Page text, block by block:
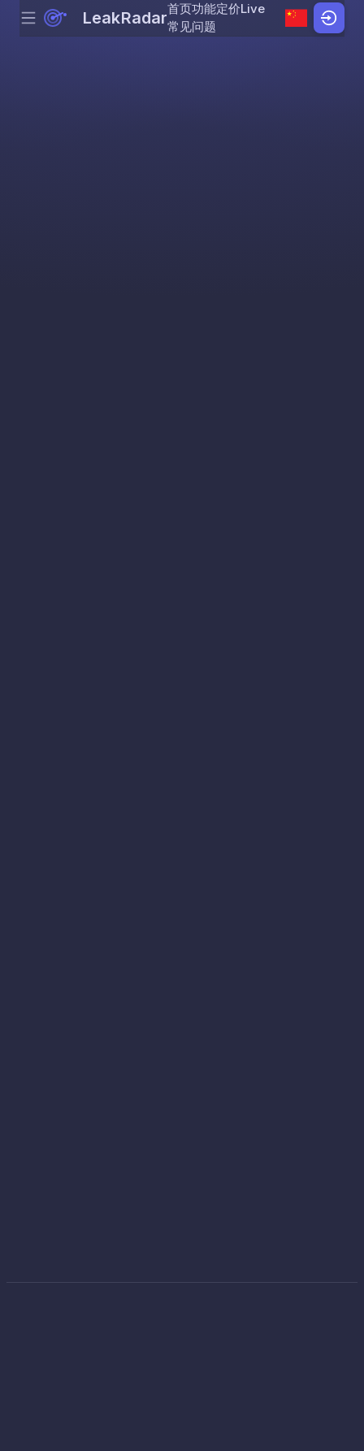
Skip to content
Menu LeakRadar首页功能定价Live
常见问题